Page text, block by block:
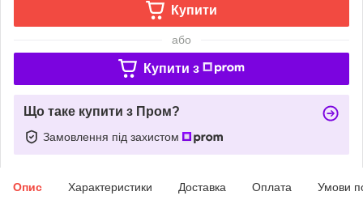
Купити
або
Купити з
Що таке купити з Пром?
Замовлення під захистом
Опис Характеристики Доставка Оплата Умови